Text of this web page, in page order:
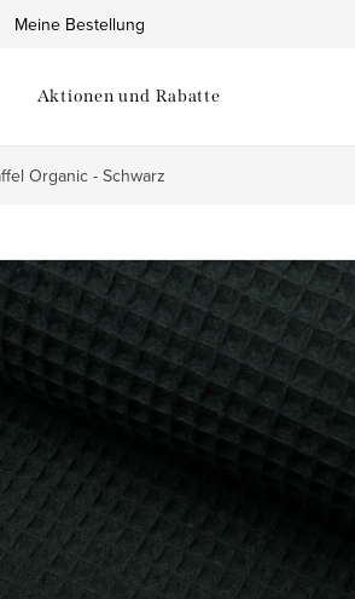
Meine Bestellung
Aktionen und Rabatte
Organic - Schwarz